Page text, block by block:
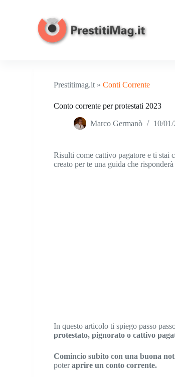
Prestitimag.it » Conti Corrente
Conto corrente per protestati 2023
Marco Germanò 10/
Risulti come cattivo pagatore e ti stai
creato per te una guida che
In questo articolo ti spiego passo
protestato, pignorato o cattivo
Comincio subito con una buona
poteraprire un conto corrente.